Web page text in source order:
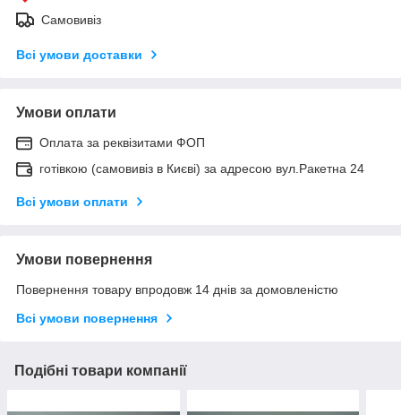
Самовивіз
Всі умови доставки
Умови оплати
Оплата за реквізитами ФОП
готівкою (самовивіз в Києві) за адресою вул.Ракетна 24
Всі умови оплати
Умови повернення
Повернення товару впродовж 14 днів за домовленістю
Всі умови повернення
Подібні товари компанії